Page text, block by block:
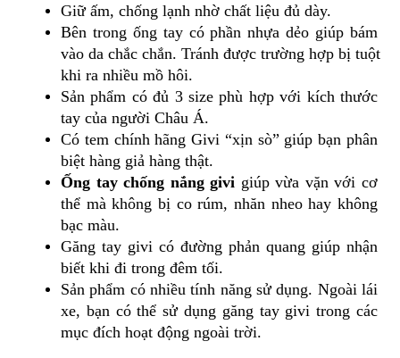
MOTO
PHỤ
MBIKER
HCM
PHẨM
PHƯỢT
LIÊN
HƯỚNG
Giữ ấm, chống lạnh nhờ chất liệu đủ dày.
Bên trong ống tay có phần nhựa dẻo giúp bám
vào da chắc chắn. Tránh được trường hợp bị tuột
khi ra nhiều mồ hôi.
Sản phẩm có đủ 3 size phù hợp với kích thước
tay của người Châu Á.
Có tem chính hãng Givi “xịn sò” giúp bạn phân
biệt hàng giả hàng thật.
Ống tay chống nắng givi giúp vừa vặn với cơ
thể mà không bị co rúm, nhăn nheo hay không
bạc màu.
Găng tay givi có đường phản quang giúp nhận
biết khi đi trong đêm tối.
Sản phẩm có nhiều tính năng sử dụng. Ngoài lái
xe, bạn có thể sử dụng găng tay givi trong các
mục đích hoạt động ngoài trời.